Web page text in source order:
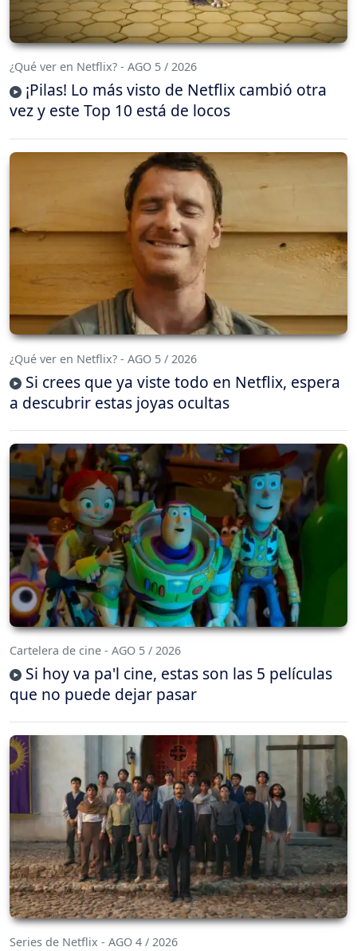
¿Qué ver en Netflix? - AGO 5 / 2026
¡Pilas! Lo más visto de Netflix cambió otra
vez y este Top 10 está de locos
¿Qué ver en Netflix? - AGO 5 / 2026
Si crees que ya viste todo en Netflix, espera
a descubrir estas joyas ocultas
Cartelera de cine - AGO 5 / 2026
Si hoy va pa'l cine, estas son las 5 películas
que no puede dejar pasar
Series de Netflix - AGO 4 / 2026